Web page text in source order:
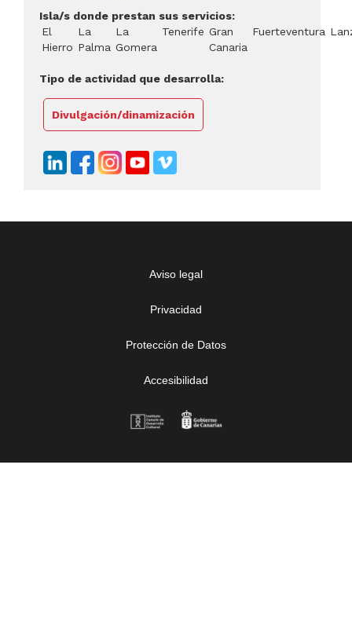
Isla/s donde prestan sus servicios:
El
Hierro
La
Palma
La
Gomera
Tenerife Gran
Canaria
Fuerteventura
Tipo de actividad que desarrolla:
Divulgación/dinamización
Aviso legal
Privacidad
Protección de Datos
Accesibilidad